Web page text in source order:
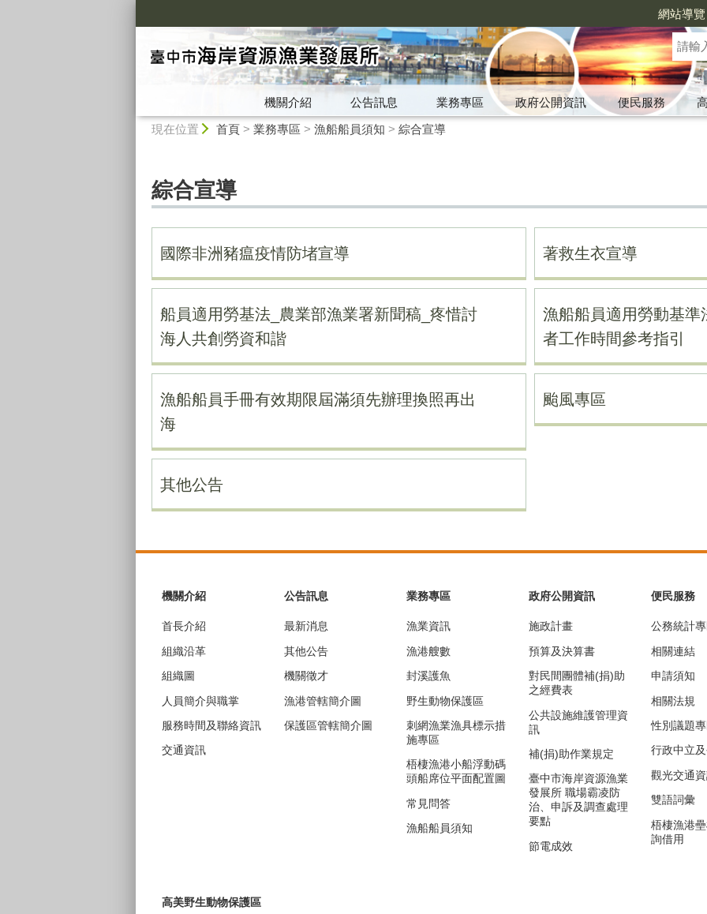
網站導覽
機關介紹 公告訊息 業務專區 政府公開資訊 便民服務
現在位置 首頁> 業務專區 > 漁船船員須知 > 綜合宣導
綜合宣導
國際非洲豬瘟疫情防堵宣導 著救生衣宣導
船員適用勞基法_農業部漁業署新聞稿_疼惜討
海人共創勞資和諧
漁船船員適用勞動基
者工作時間參考指引
漁船船員手冊有效期限屆滿須先辦理換照再出
海
颱風專區
其他公告
機關介紹
首長介紹
組織沿革
組織圖
人員簡介與職掌
服務時間及聯絡資訊
交通資訊
公告訊息
最新消息
其他公告
機關徵才
漁港管轄簡介圖
保護區管轄簡介圖
業務專區
漁業資訊
漁港艘數
封溪護魚
野生動物保護區
刺網漁業漁具標示措
施專區
梧棲漁港小船浮動碼
頭船席位平面配置圖
常見問答
漁船船員須知
政府公開資訊
施政計畫
預算及決算書
對民間團體補(捐)助
之經費表
公共設施維護管理資
訊
補(捐)助作業規定
臺中市海岸資源漁業
發展所 職場霸凌防
治、申訴及調查處理
要點
節電成效
便民服務
公務統計
相關連結
申請須知
相關法規
性別議題
行政中立
觀光交通
雙語詞彙
梧棲漁港
詢借用
高美野生動物保護區